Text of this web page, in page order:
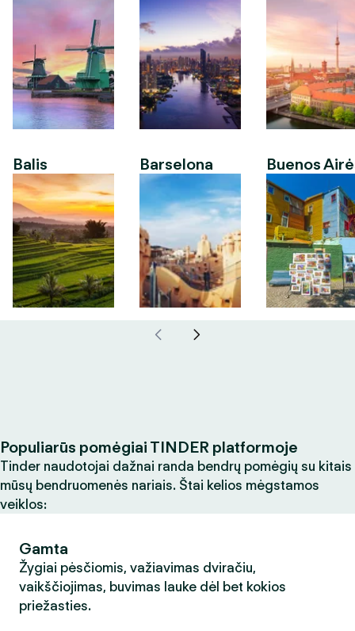
Balis Barselona Buenos
Populiarūs pomėgiai TINDER platformoje
Tinder naudotojai dažnai randa bendrų pomėgių su kitais
mūsų bendruomenės nariais. Štai kelios mėgstamos
veiklos:
Gamta
Žygiai pėsčiomis, važiavimas dviračiu,
vaikščiojimas, buvimas lauke dėl bet kokios
priežasties.